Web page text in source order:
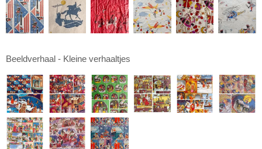
Beeldverhaal - Kleine verhaaltjes